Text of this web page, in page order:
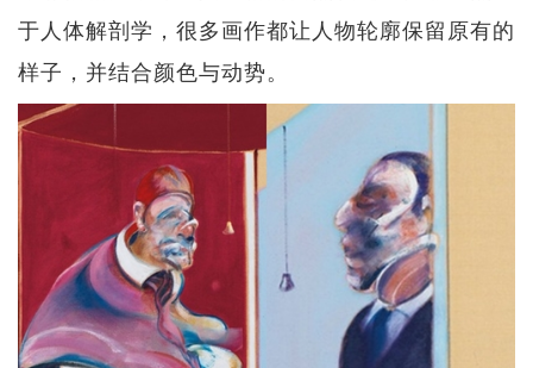
于人体解剖学，很多画作都让人物轮廓保留原有的
样子，并结合颜色与动势。